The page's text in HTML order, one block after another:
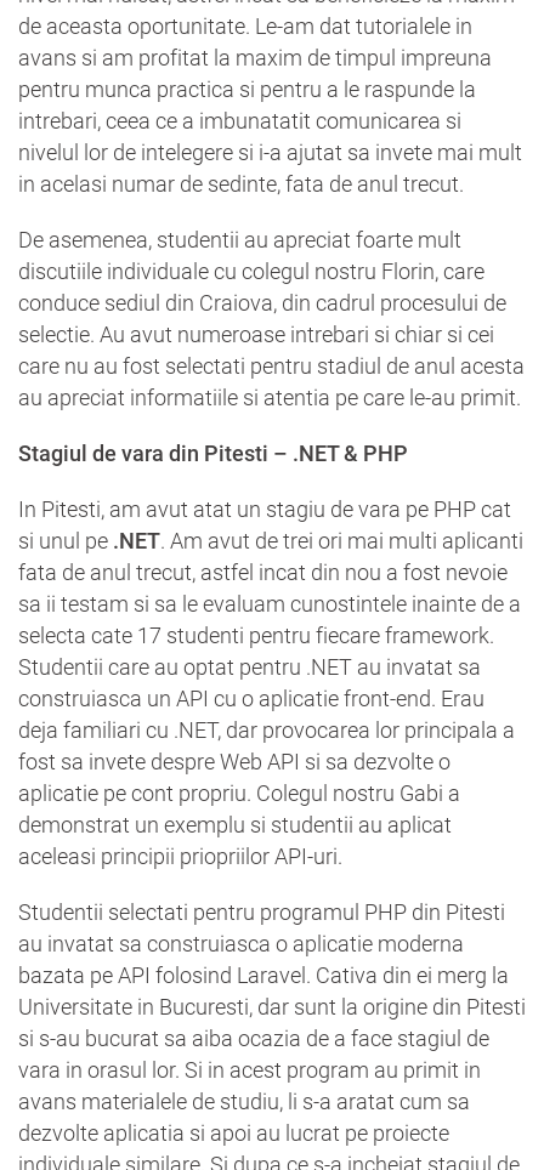
de aceasta oportunitate. Le-am dat tutorialele in
avans si am profitat la maxim de timpul impreuna
pentru munca practica si pentru a le raspunde la
intrebari, ceea ce a imbunatatit comunicarea si
nivelul lor de intelegere si i-a ajutat sa invete mai mult
in acelasi numar de sedinte, fata de anul trecut.
De asemenea, studentii au apreciat foarte mult
discutiile individuale cu colegul nostru Florin, care
conduce sediul din Craiova, din cadrul procesului de
selectie. Au avut numeroase intrebari si chiar si cei
care nu au fost selectati pentru stadiul de anul acesta
au apreciat informatiile si atentia pe care le-au primit.
Stagiul de vara din Pitesti – .NET & PHP
In Pitesti, am avut atat un stagiu de vara pe PHP cat
si unul pe .NET. Am avut de trei ori mai multi aplicanti
fata de anul trecut, astfel incat din nou a fost nevoie
sa ii testam si sa le evaluam cunostintele inainte de a
selecta cate 17 studenti pentru fiecare framework.
Studentii care au optat pentru .NET au invatat sa
construiasca un API cu o aplicatie front-end. Erau
deja familiari cu .NET, dar provocarea lor principala a
fost sa invete despre Web API si sa dezvolte o
aplicatie pe cont propriu. Colegul nostru Gabi a
demonstrat un exemplu si studentii au aplicat
aceleasi principii priopriilor API-uri.
Studentii selectati pentru programul PHP din Pitesti
au invatat sa construiasca o aplicatie moderna
bazata pe API folosind Laravel. Cativa din ei merg la
Universitate in Bucuresti, dar sunt la origine din Pitesti
si s-au bucurat sa aiba ocazia de a face stagiul de
vara in orasul lor. Si in acest program au primit in
avans materialele de studiu, li s-a aratat cum sa
dezvolte aplicatia si apoi au lucrat pe proiecte
individuale similare. Si dupa ce s-a incheiat stagiul de